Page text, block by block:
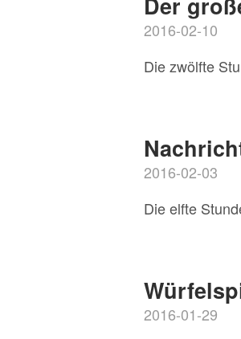
2016-02-10
Die zwölfte
2016-02-03
Die elfte
2016-01-29